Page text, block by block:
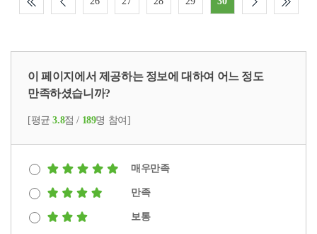
이 페이지에서 제공하는 정보에 대하여 어느 정도
만족하셨습니까?
[평균3.8점 / 189명 참여]
매우만족
만족
보통